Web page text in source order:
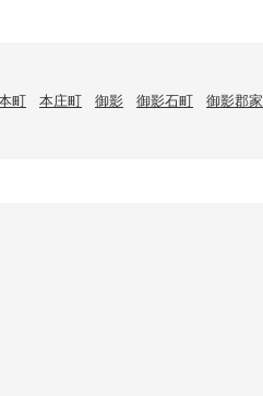
町 本庄町 御影 御影石町
御影郡家